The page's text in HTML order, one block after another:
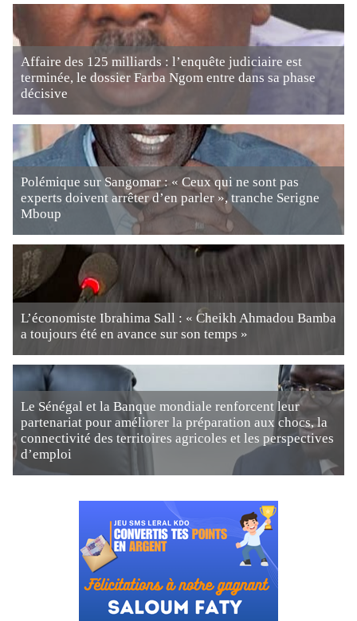
Affaire des 125 milliards : l’enquête judiciaire est
terminée, le dossier Farba Ngom entre dans sa phase
décisive
Polémique sur Sangomar : « Ceux qui ne sont pas
experts doivent arrêter d’en parler », tranche Serigne
Mboup
L’économiste Ibrahima Sall : « Cheikh Ahmadou Bamba
a toujours été en avance sur son temps »
Le Sénégal et la Banque mondiale renforcent leur
partenariat pour améliorer la préparation aux chocs, la
connectivité des territoires agricoles et les perspectives
d’emploi